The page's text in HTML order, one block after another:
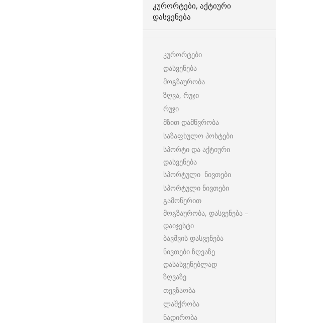
ᲙᲣᲠᲝᲠᲢᲔᲑᲘ, ᲐᲥᲢᲘᲣᲠᲘ
ᲓᲐᲡᲕᲔᲜᲔᲑᲐ
კურორტები
დასვენება
მოგზაურობა
ზღვა, რუჯი
რუჯი
მზით დამწვრობა
საზაფხულო პოსტები
სპორტი და აქტიური
დასვენება
სპორტული ნივთები
სპორტული ნივთები
გამოწერით
მოგზაურობა, დასვენება –
დაიჯესტი
ბავშვის დასვენება
ნივთები ზღვაზე
დასასვენებლად
ზღვაზე
თევზაობა
ლაშქრობა
ნადირობა